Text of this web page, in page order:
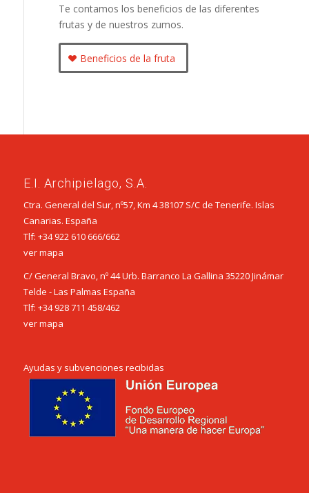
Te contamos los beneficios de las diferentes
frutas y de nuestros zumos.
Beneficios de la fruta
E.I. Archipielago, S.A.
Ctra. General del Sur, nº57, Km 4 38107 S/C de Tenerife. Islas
Canarias. España
Tlf: +34 922 610 666/662
ver mapa
C/ General Bravo, nº 44 Urb. Barranco La Gallina 35220 Jinámar
Telde - Las Palmas España
Tlf: +34 928 711 458/462
ver mapa
Ayudas y subvenciones recibidas